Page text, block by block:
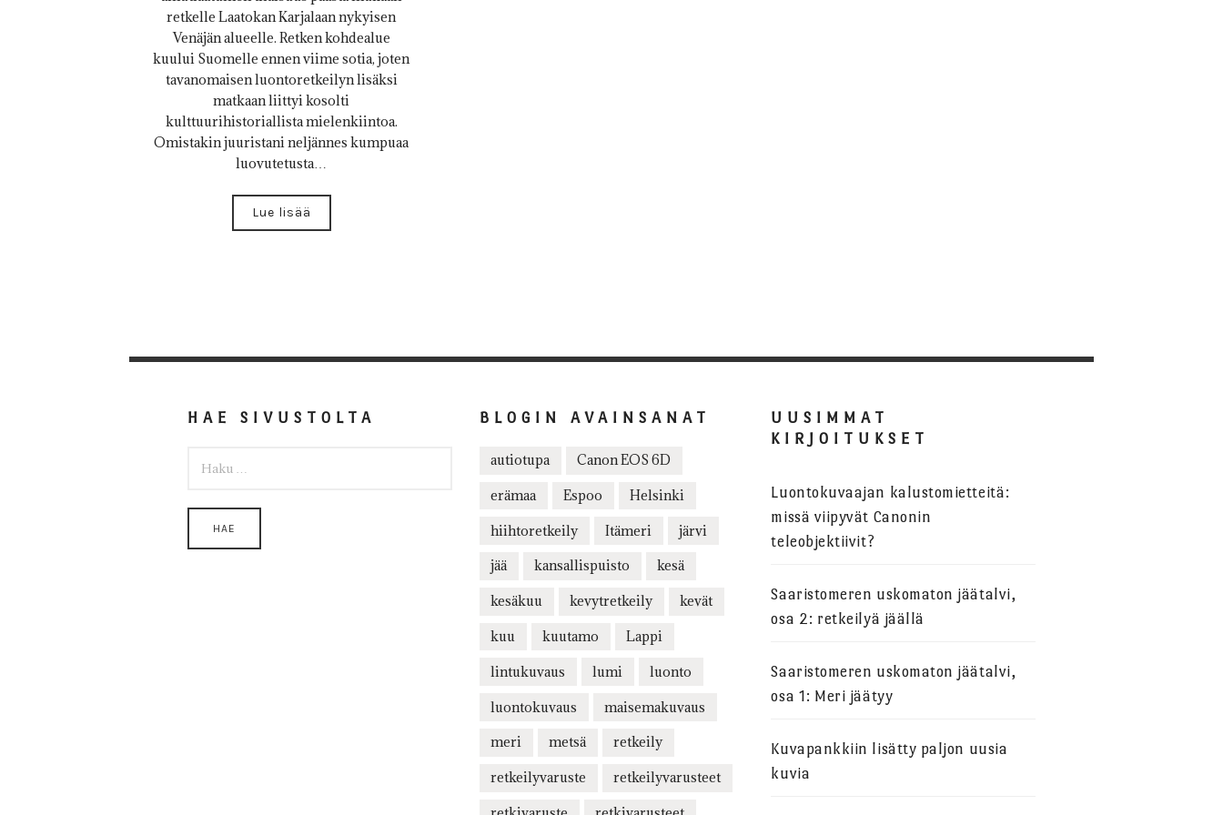
retkelle Laatokan Karjalaan nykyisen
Venäjän alueelle. Retken kohdealue
kuului Suomelle ennen viime sotia, joten
tavanomaisen luontoretkeilyn lisäksi
matkaan liittyi kosolti
kulttuurihistoriallista mielenkiintoa.
Omistakin juuristani neljännes kumpuaa
luovutetusta…
Lue lisää
HAE SIVUSTOLTA BLOGIN AVAINSANAT
autiotupa Canon EOS 6D
erämaa Espoo Helsinki
hiihtoretkeily Itämeri järvi
jää kansallispuisto kesä
kesäkuu kevytretkeily kevät
kuu kuutamo Lappi
lintukuvaus lumi luonto
luontokuvaus maisemakuvaus
meri metsä retkeily
retkeilyvaruste retkeilyvarusteet
UUSIMMAT
KIRJOITUKSET
Luontokuvaajan kalustomietteitä:
missä viipyvät Canonin
teleobjektiivit?
Saaristomeren uskomaton jäätalvi,
osa 2: retkeilyä jäällä
Saaristomeren uskomaton jäätalvi,
osa 1: Meri jäätyy
Kuvapankkiin lisätty paljon uusia
kuvia